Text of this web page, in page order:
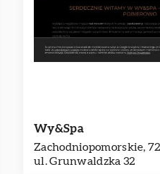
Wy&Spa
Zachodniopomorskie,
ul. Grunwaldzka 32